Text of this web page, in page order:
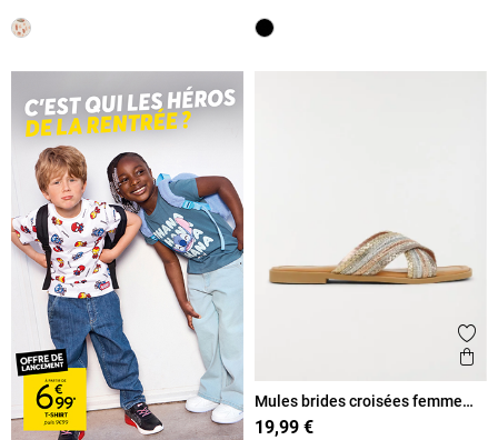
Mules brides croisées femme
(36-41)
19,99 €